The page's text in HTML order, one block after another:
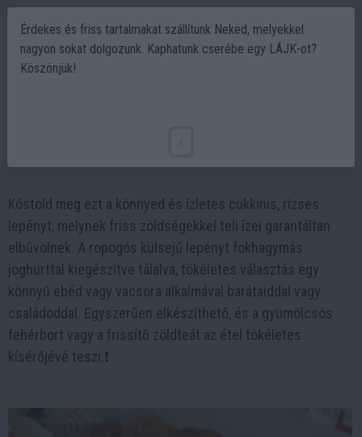
Kóstold meg ezt a könnyed és ízletes cukkinis, rizses
lepényt, melynek friss zöldségekkel teli ízei garantáltan
elbűvölnek. A ropogós külsejű lepényt fokhagymás
joghurttal kiegészítve tálalva, tökéletes választás egy
könnyű ebéd vagy vacsora alkalmával barátaiddal vagy
családoddal. Egyszerűen elkészíthető, és a gyümölcsös
fehérbort vagy a frissítő zöldteát az étel tökéletes
kísérőjévé teszi.❗
Érdekes és friss tartalmakat szállítunk Neked, melyekkel
nagyon sokat dolgozunk. Kaphatunk cserébe egy LÁJK-ot?
Köszönjük!